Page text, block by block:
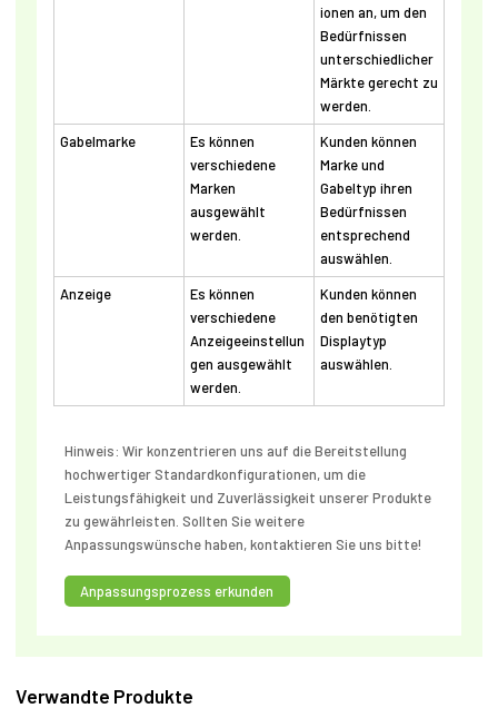
ionen an, um den
Bedürfnissen
unterschiedlicher
Märkte gerecht zu
werden.
Gabelmarke
Es können
verschiedene
Marken
ausgewählt
werden.
Kunden können
Marke und
Gabeltyp ihren
Bedürfnissen
entsprechend
auswählen.
Anzeige
Es können
verschiedene
Anzeigeeinstellun
gen ausgewählt
werden.
Kunden können
den benötigten
Displaytyp
auswählen.
Hinweis: Wir konzentrieren uns auf die Bereitstellung
hochwertiger Standardkonfigurationen, um die
Leistungsfähigkeit und Zuverlässigkeit unserer Produkte
zu gewährleisten. Sollten Sie weitere
Anpassungswünsche haben, kontaktieren Sie uns bitte!
Anpassungsprozess erkunden
Verwandte Produkte